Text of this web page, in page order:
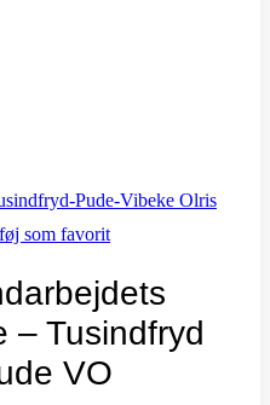
som favorit
– Tusindfryd
VO